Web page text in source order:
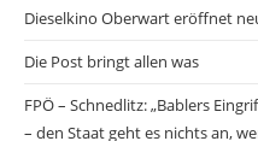
Dieselkino Oberwart eröffnet
Die Post bringt allen was
FPÖ – Schnedlitz: „Bablers
– den Staat geht es nichts an,